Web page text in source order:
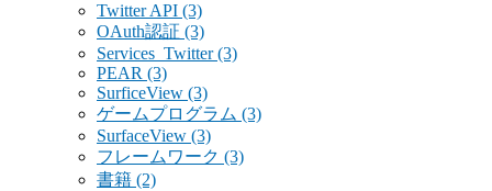
Twitter API (3)
OAuth認証 (3)
Services_Twitter(3)
PEAR (3)
SurficeView (3)
ゲームプログラム (3)
SurfaceView (3)
フレームワーク (3)
書籍 (2)